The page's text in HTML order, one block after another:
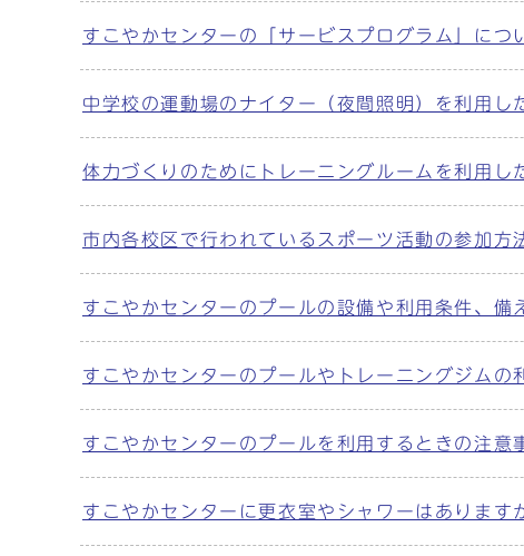
すこやかセンターの「サービスプログラム」につ
中学校の運動場のナイター（夜間照明）を利用し
体力づくりのためにトレーニングルームを利用し
市内各校区で行われているスポーツ活動の参加方
すこやかセンターのプールの設備や利用条件、備
すこやかセンターのプールやトレーニングジムの
すこやかセンターのプールを利用するときの注意
すこやかセンターに更衣室やシャワーはあります